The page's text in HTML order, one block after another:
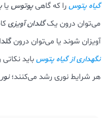
گیاه پتوس را که گاهیپوتوس یا
می‌توان درون یکگلدان آویزی
آویزان شوند یا می‌توان درون
نگهداری از گیاه پتوسباید
هر شرایط نوری رشد می‌کنند؛